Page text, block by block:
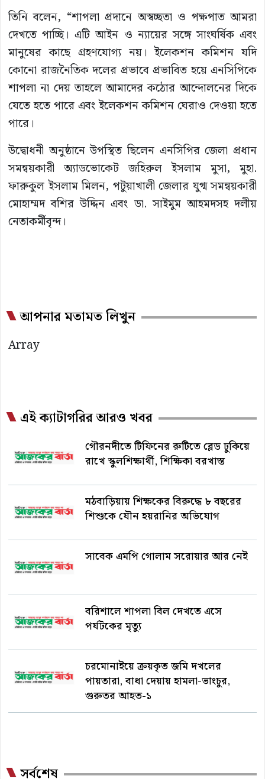
তিনি বলেন, “শাপলা প্রদানে অস্বচ্ছতা ও পক্ষপাত আমরা
দেখতে পাচ্ছি। এটি আইন ও ন্যায়ের সঙ্গে সাংঘর্ষিক এবং
মানুষের কাছে গ্রহণযোগ্য নয়। ইলেকশন কমিশন যদি
কোনো রাজনৈতিক দলের প্রভাবে প্রভাবিত হয়ে এনসিপিকে
শাপলা না দেয় তাহলে আমাদের কঠোর আন্দোলনের দিকে
যেতে হতে পারে এবং ইলেকশন কমিশন ঘেরাও দেওয়া হতে
পারে।
উদ্বোধনী অনুষ্ঠানে উপস্থিত ছিলেন এনসিপির জেলা প্রধান
সমন্বয়কারী অ্যাডভোকেট জহিরুল ইসলাম মুসা, মুহা.
ফারুকুল ইসলাম মিলন, পটুয়াখালী জেলার যুগ্ম সমন্বয়কারী
মোহাম্মদ বশির উদ্দিন এবং ডা. সাইমুম আহমদসহ দলীয়
নেতাকর্মীবৃন্দ।
আপনার মতামত লিখুন
Array
এই ক্যাটাগরির আরও খবর
গৌরনদীতে টিফিনের রুটিতে ব্লেড ঢুকিয়ে
রাখে স্কুলশিক্ষার্থী, শিক্ষিকা বরখাস্ত
মঠবাড়িয়ায় শিক্ষকের বিরুদ্ধে ৮ বছরের
শিশুকে যৌন হয়রানির অভিযোগ
সাবেক এমপি গোলাম সরোয়ার আর নেই
বরিশালে শাপলা বিল দেখতে এসে
পর্যটকের মৃত্যু
চরমোনাইয়ে ক্রয়কৃত জমি দখলের
পায়তারা, বাধা দেয়ায় হামলা-ভাংচুর,
গুরুতর আহত-১
সর্বশেষ